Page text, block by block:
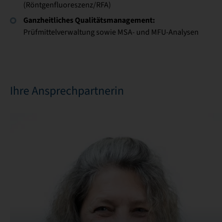
(Röntgenfluoreszenz/RFA)
Ganzheitliches Qualitätsmanagement:
Prüfmittelverwaltung sowie MSA- und MFU-Analysen
Ihre Ansprechpartnerin